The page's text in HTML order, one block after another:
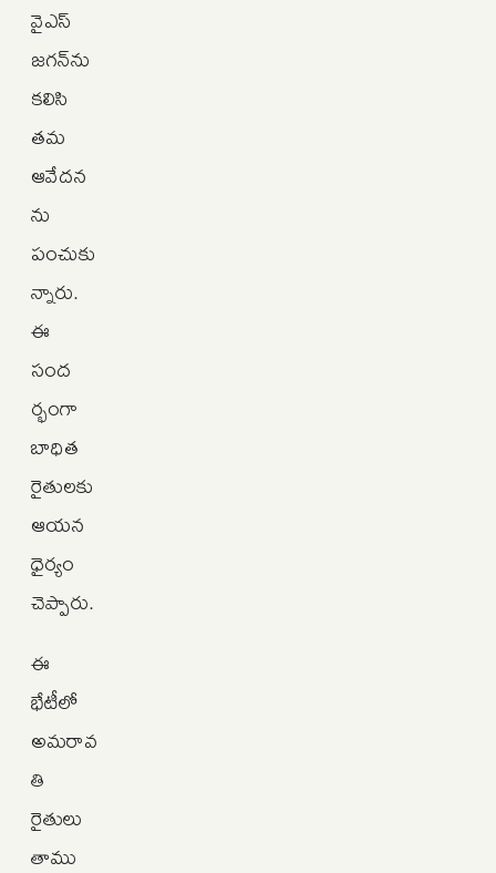
వైఎస్‌
జగన్‌ను
కలిసి
తమ
ఆవేదన
ను
పంచుకు
న్నారు.
ఈ
సంద
ర్భంగా
బాధిత
రైతులకు
ఆయన
ధైర్యం
చెప్పారు.
ఈ
భేటీలో
అమరావ
తి
రైతులు
తాము